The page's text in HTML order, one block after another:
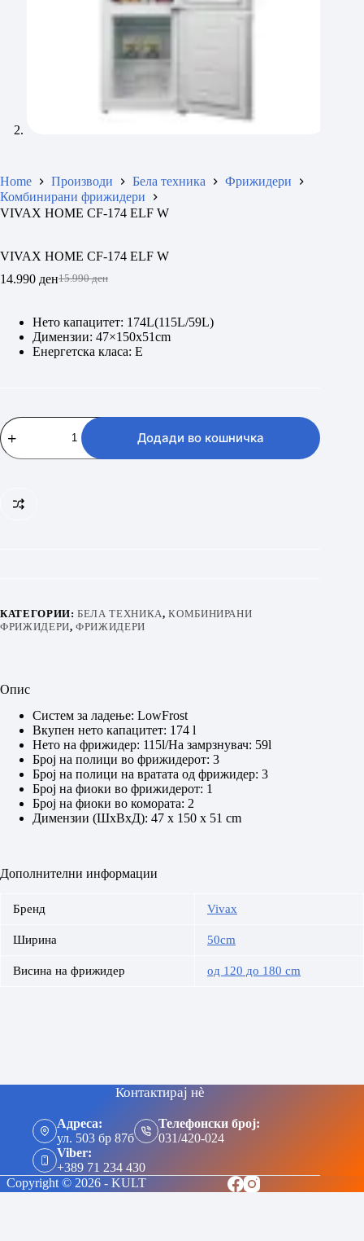
Home Производи Бела техника
Фрижидери
Комбинирани фрижидери
VIVAX HOME CF-174 ELF W
VIVAX HOME CF-174 ELF W
15.990ден
Original
15.990 ден.
14.990 денCurrent
14.990 ден.
Нето капацитет: 174L(115L/59L)
Димензии: 47×150х51cm
Енергетска класа: E
VIVAX
HOME
CF-
количина
Додади во кошничка
КАТЕГОРИИ:БЕЛА ТЕХНИКА,КОМБИНИРАНИ
ФРИЖИДЕРИ,ФРИЖИДЕРИ
Опис
Систем за ладење: LowFrost
Вкупен нето капацитет: 174 l
Нето на фрижидер: 115l/На замрзнувач: 59l
Број на полици во фрижидерот: 3
Број на полици на вратата од фрижидер: 3
Број на фиоки во фрижидерот: 1
Број на фиоки во комората: 2
Димензии (ШхВхД): 47 x 150 х 51 cm
Дополнителни информации
Бренд Vivax
Ширина 50cm
Висина на фрижидер од 120 до 180 cm
Контактирај нè
Адреса:
ул. 503 бр 87б
Телефонски број:
031/420-024
Viber:
+389 71 234 430
Copyright © 2026 - KULT